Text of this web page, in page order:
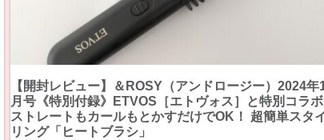
【開封レビュー】＆ROSY（アンドロージー）2024年
月号《特別付録》ETVOS［エトヴォス］と特別コラボ
ストレートもカールもとかすだけでOK！ 超簡単スタ
リング「ヒートブラシ」